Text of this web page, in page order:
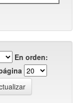
En orden: